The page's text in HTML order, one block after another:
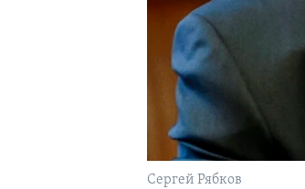
Сергей Рябков